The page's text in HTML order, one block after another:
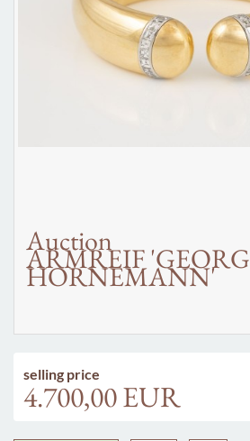
Auction
ARMREIF 'GEORG
HORNEMANN'
selling price
4.700,00 EUR